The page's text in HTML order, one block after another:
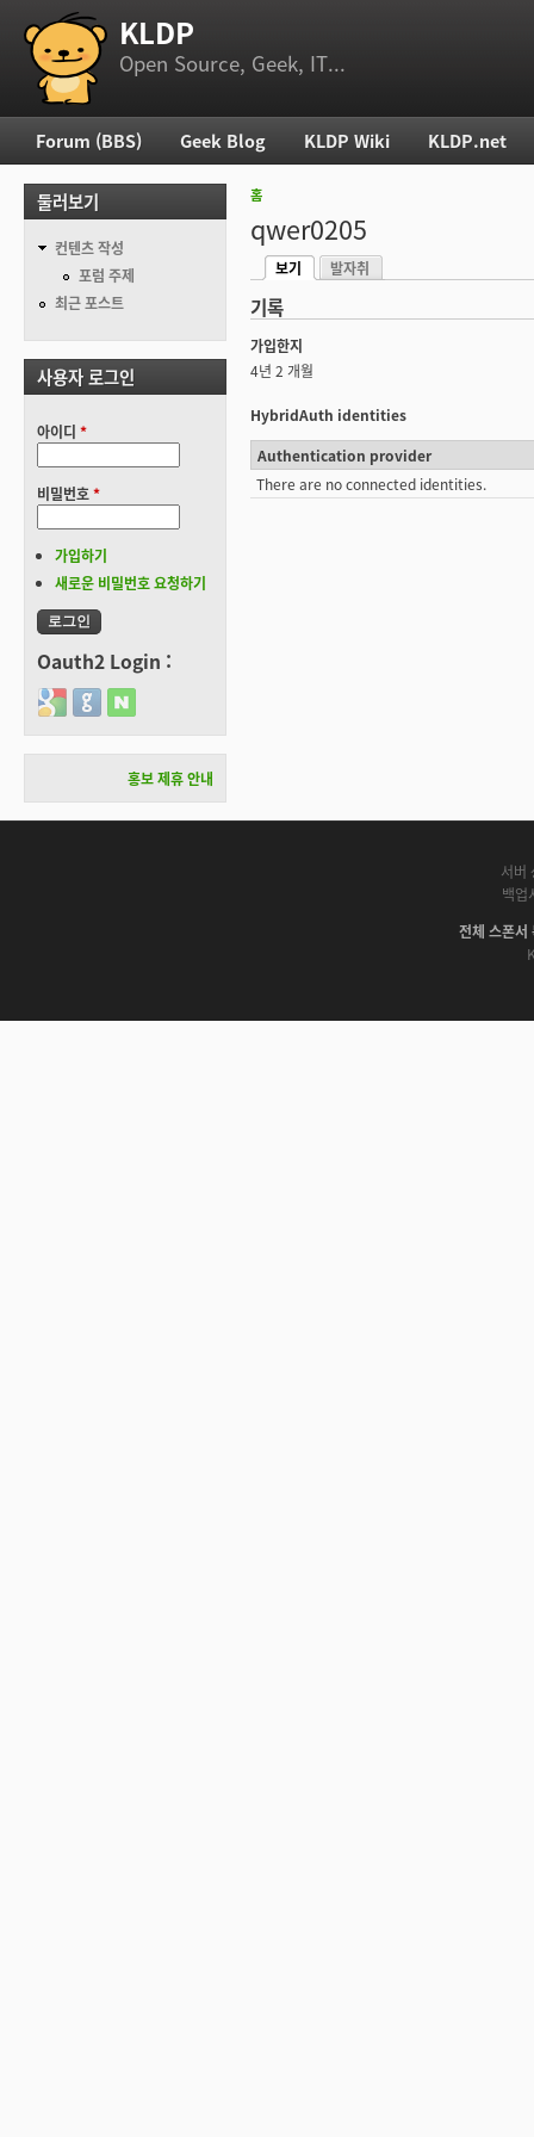
부 메뉴 KLDP
Open Source, Geek, IT...
현재 위치
홈
qwer0205
기본탭
보기
발자취
기록
가입한지
4년 2 개월
HybridAuth identities
Authentication provider
There are no connected identities.
주 메뉴
Forum (BBS) Geek Blog KLDP Wiki KLDP.net
둘러보기
컨텐츠 작성
포럼 주제
최근 포스트
사용자 로그인
아이디 *
비밀번호*
가입하기
새로운 비밀번호 요청하기
Oauth2 Login :
Login with Google
Login with GitHub
Login with Naver
홍보 제휴 안내
서버
백업
전체 스폰서